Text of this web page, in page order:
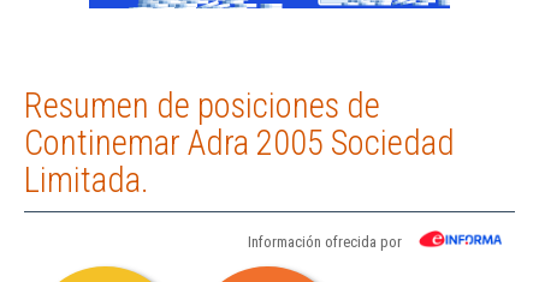
Resumen de posiciones de
Continemar Adra 2005 Sociedad
Limitada.
Información ofrecida por